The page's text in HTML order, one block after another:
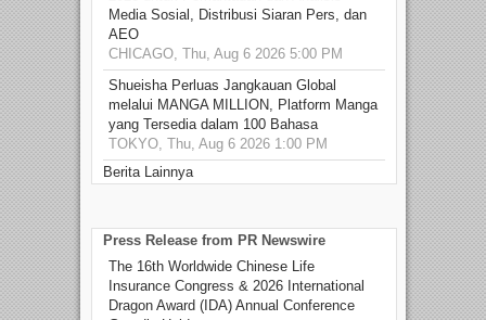
Media Sosial, Distribusi Siaran Pers, dan
AEO
CHICAGO, Thu, Aug 6 2026 5:00 PM
Shueisha Perluas Jangkauan Global
melalui MANGA MILLION, Platform Manga
yang Tersedia dalam 100 Bahasa
TOKYO, Thu, Aug 6 2026 1:00 PM
Berita Lainnya
Press Release from PR Newswire
The 16th Worldwide Chinese Life
Insurance Congress & 2026 International
Dragon Award (IDA) Annual Conference